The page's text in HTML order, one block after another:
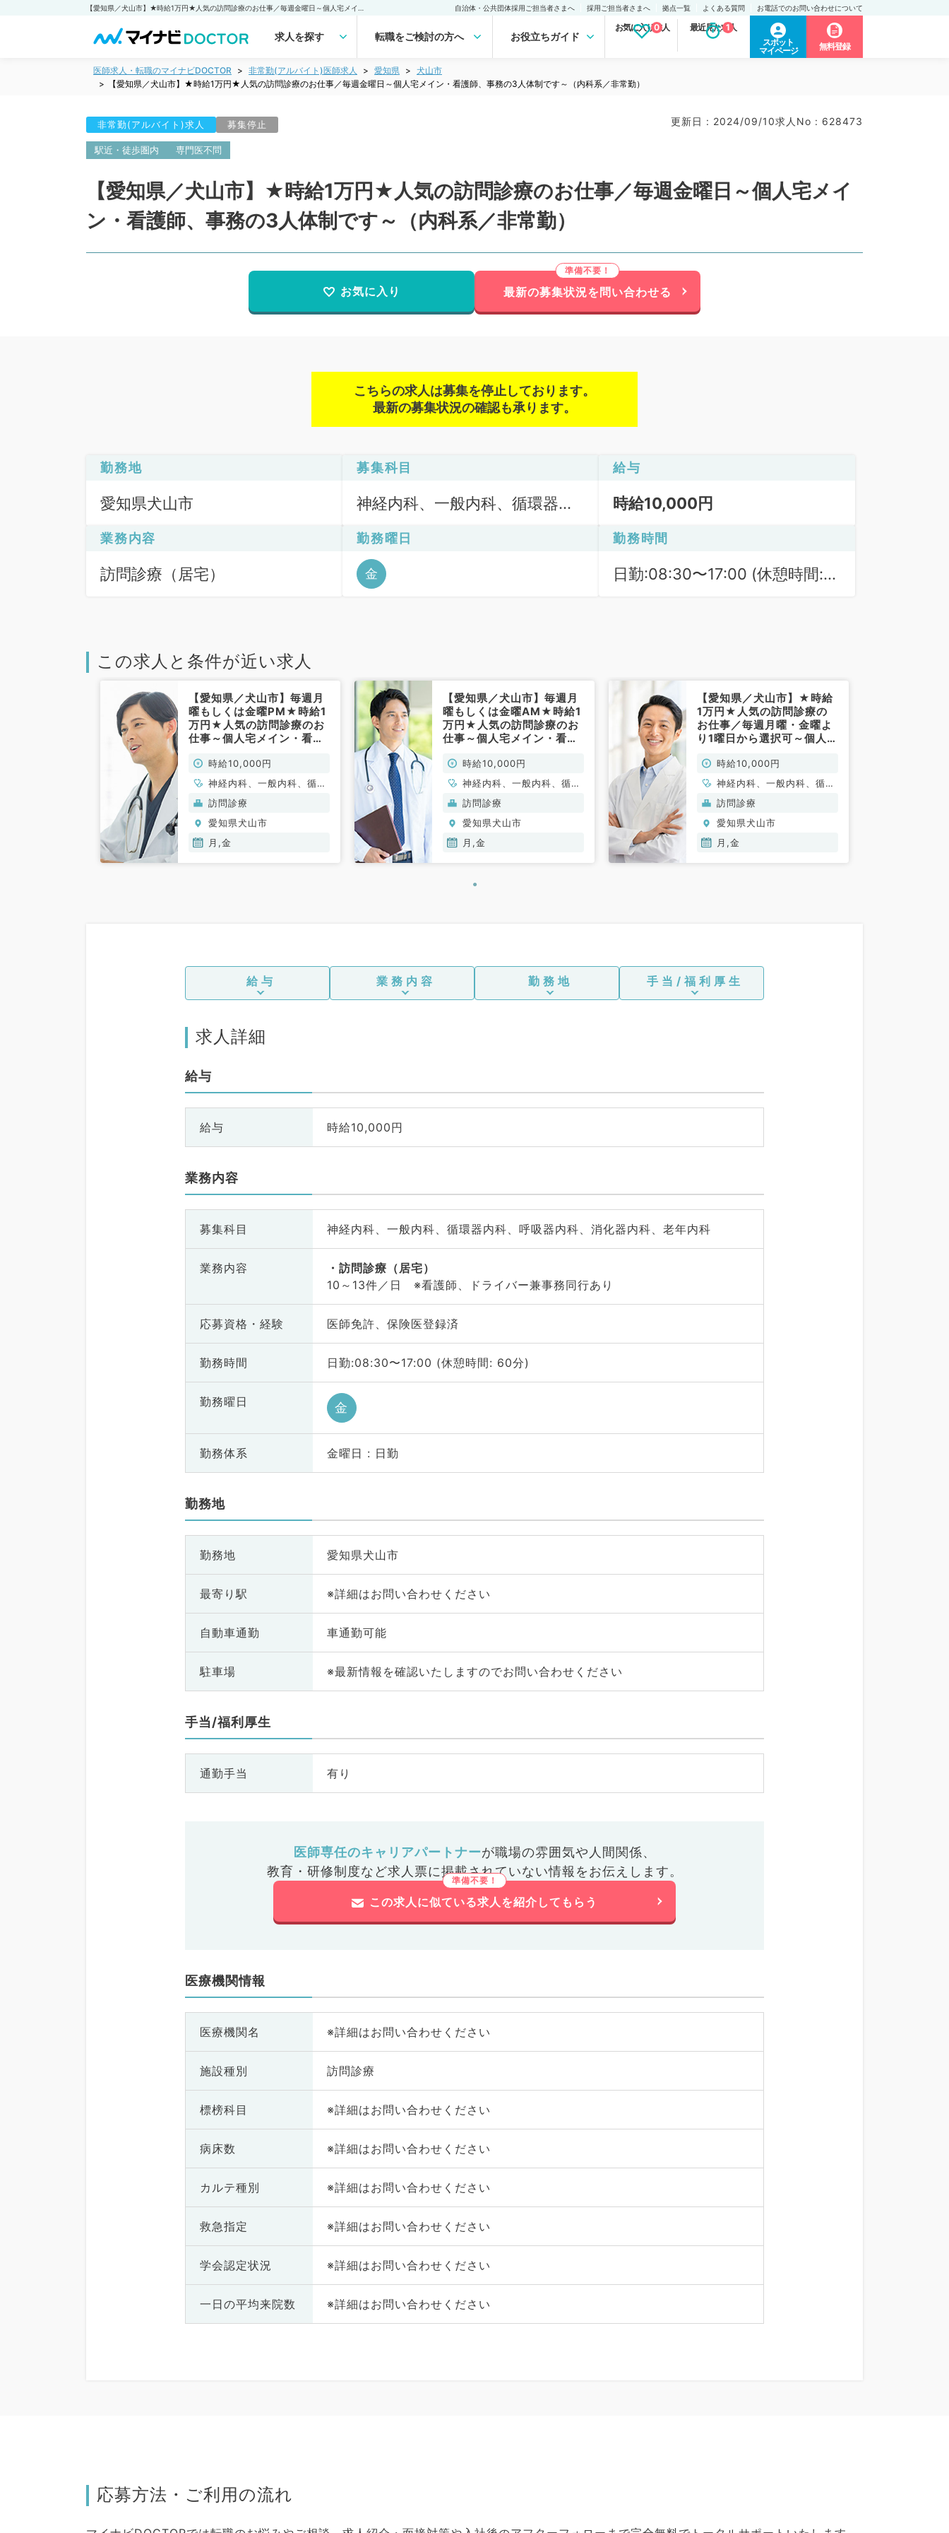
自治体・公共団体採用ご担当者さまへ 採用ご担当者さまへ 拠点一覧 よくある質問 お電話でのお問い合わせについて
求人を探す 転職をご検討の方へ お役立ちガイド
お気に入り求人
0 最近見た求人
1
スポット
マイページ
無料登録
医師求人・転職のマイナビDOCTOR 非常勤(アルバイト)医師求人 愛知県
犬山市
【愛知県／犬山市】★時給1万円★人気の訪問診療のお仕事／毎週金曜日～個人宅メイン・看護師、事務の3人体制です～（内科系／非常勤）
非常勤(アルバイト)求人 募集停止 更新日 : 2024/09/10求人No : 628473
駅近・徒歩圏内 専門医不問
【愛知県／犬山市】★時給1万円★人気の訪問診療のお仕事／毎週金曜日～個人宅メイ
ン・看護師、事務の3人体制です～（内科系／非常勤）
お気に入り 最新の募集状況を問い合わせる
こちらの求人は募集を停止しております。
最新の募集状況の確認も承ります。
勤務地
愛知県犬山市
募集科目
神経内科、一般内科、循環器内
老年内科
給与
時給10,000円
業務内容
訪問診療（居宅）
勤務曜日
金
勤務時間
日勤:08:30〜17:00 (休憩時間:
この求人と条件が近い求人
【愛知県／犬山市】毎週月
曜もしくは金曜PM★時給1
万円★人気の訪問診療のお
仕事～個人宅メイン・看護
（内科系／非常勤）
時給10,000円
神経内科、一般内科、循環
器内科、呼吸器内科、消化
器内科
訪問診療
愛知県犬山市
月,金
【愛知県／犬山市】毎週月
曜もしくは金曜AM★時給1
万円★人気の訪問診療のお
仕事～個人宅メイン・看護
（内科系／非常勤）
時給10,000円
神経内科、一般内科、循環
器内科、呼吸器内科、消化
器内科
訪問診療
愛知県犬山市
月,金
【愛知県／犬山市】★時給
1万円★人気の訪問診療の
お仕事／毎週月曜・金曜よ
り1曜日から選択可～個人宅
人体制です～（内科系／非
常勤）
時給10,000円
神経内科、一般内科、循環
器内科、呼吸器内科、消化
器内科、老年内科
訪問診療
愛知県犬山市
月,金
給与 業務内容 勤務地 手当/福利厚生
求人詳細
給与
給与 時給10,000円
業務内容
募集科目 神経内科、一般内科、循環器内科、呼吸器内科、消化器内科、老年内科
業務内容
訪問診療（居宅）
10～13件／日 ※看護師、ドライバー兼事務同行あり
応募資格・ 経験 医師免許、保険医登録済
勤務時間 日勤:08:30〜17:00 (休憩時間: 60分)
勤務曜日 金
勤務体系 金曜日 : 日勤
勤務地
勤務地 愛知県犬山市
最寄り駅 ※詳細はお問い合わせください
自動車通勤 車通勤可能
駐車場 ※最新情報を確認いたしますのでお問い合わせください
手当/福利厚生
通勤手当 有り
医師専任のキャリアパートナーが職場の雰囲気や人間関係、
教育・研修制度など求人票に掲載されていない情報をお伝えします。
この求人に似ている求人を紹介してもらう
医療機関情報
医療機関名 ※詳細はお問い合わせください
施設種別 訪問診療
標榜科目 ※詳細はお問い合わせください
病床数 ※詳細はお問い合わせください
カルテ種別 ※詳細はお問い合わせください
救急指定 ※詳細はお問い合わせください
学会認定状況 ※詳細はお問い合わせください
一日の平均来院数 ※詳細はお問い合わせください
応募方法・ご利用の流れ